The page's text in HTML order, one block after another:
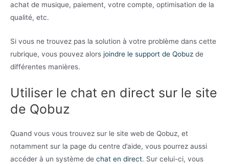
achat de musique, paiement, votre compte, optimisation de la
qualité, etc.
Si vous ne trouvez pas la solution à votre problème dans cette
rubrique, vous pouvez alors joindre le support de Qobuz de
différentes manières.
Utiliser le chat en direct sur le site
de Qobuz
Quand vous vous trouvez sur le site web de Qobuz, et
notamment sur la page du centre d’aide, vous pourrez aussi
accéder à un système de chat en direct. Sur celui-ci, vous